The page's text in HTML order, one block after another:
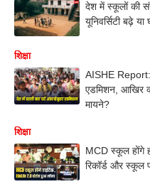
देश में स्कूलों की
यूनिवर्सिटी बढ़े
शिक्षा
AISHE
एडमिशन, आखिर
मायने?
शिक्षा
MCD स्कूल होंगे
रिकॉर्ड और स्कूल